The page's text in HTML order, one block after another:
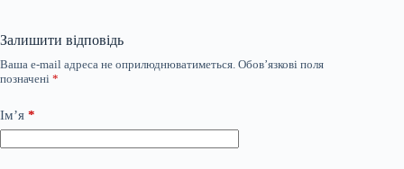
Залишити відповідь
Ваша e-mail адреса не оприлюднюватиметься. Обов’язкові поля
позначені *
Ім’я *